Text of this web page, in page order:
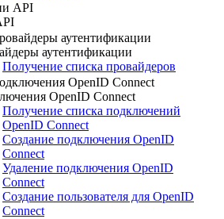
API
аутентификации
аутентификации
Получение списка провайдеров
OpenID Connect
OpenID Connect
Получение списка подключений
OpenID Connect
Создание подключения OpenID
Connect
Удаление подключения OpenID
Connect
Создание пользователя для OpenID
Connect